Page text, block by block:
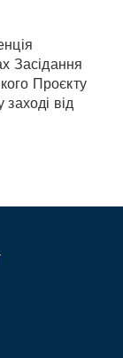
Засідання
Проєкту
від